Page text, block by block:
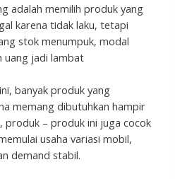
adalah memilih produk yang
karena tidak laku, tetapi
stok menumpuk, modal
uang jadi lambat
banyak produk yang
memang dibutuhkan hampir
produk – produk ini juga cocok
usaha variasi mobil,
demand stabil.